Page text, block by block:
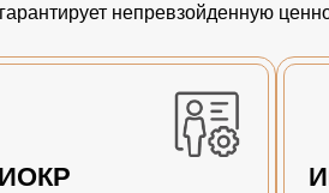
непревзойденную